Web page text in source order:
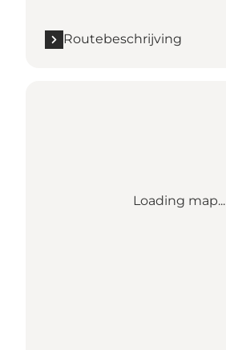
Routebeschrijving
Loading map...